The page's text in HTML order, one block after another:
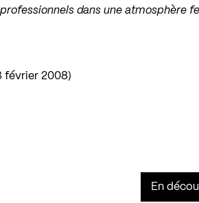
dans une atmosphère
février 2008)
En